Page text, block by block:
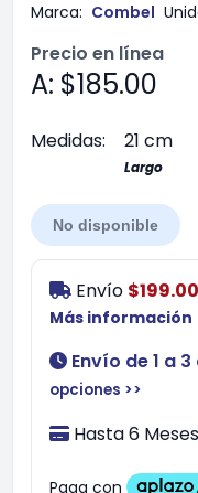
Marca: Combel
Precio en línea
A: $185.00
Medidas: 21 cm
Largo
No disponible
Envío $199.00
Más información
Envío de 1 a
opciones >>
Hasta 6